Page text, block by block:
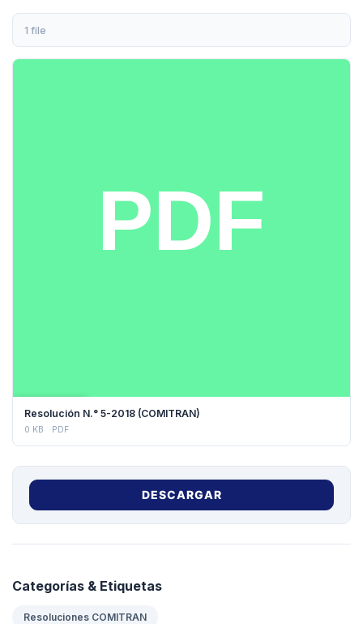
1 file
Resolución N.° 5-2018 (COMITRAN)
0 KB PDF
DESCARGAR
Categorías & Etiquetas
Resoluciones COMITRAN